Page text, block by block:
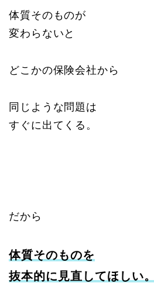
体質そのものが
変わらないと
どこかの保険会社から
同じような問題は
すぐに出てくる。
だから
体質そのものを
抜本的に見直してほしい。